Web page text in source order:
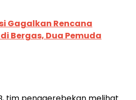
Gagalkan Rencana
Bergas, Dua Pemuda